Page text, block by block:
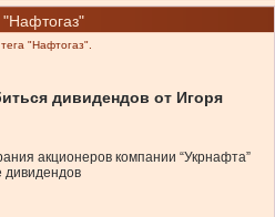
"Нафтогаз".
дивидендов от Игоря
акционеров компании “Укрнафта”
дивидендов